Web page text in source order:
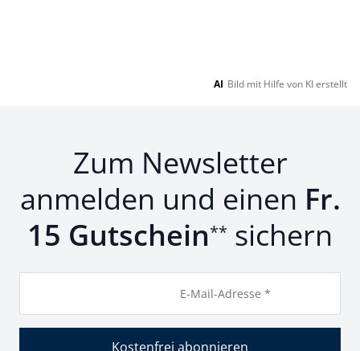
AI Bild mit Hilfe von KI erstellt
Zum Newsletter
anmelden und einen Fr.
15 Gutschein** sichern
E-Mail-Adresse *
Kostenfrei abonnieren